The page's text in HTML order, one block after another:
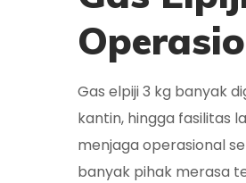
Gas elpiji 3 kg banyak
kantin, hingga fasilitas
menjaga operasional
banyak pihak merasa